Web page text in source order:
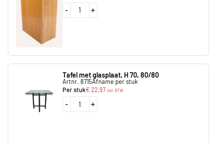
- +
Tafel met glasplaat, H 70, 80/80
Artnr. 8715Afname per stuk
Per stuk€22,97 incl. BTW
- +